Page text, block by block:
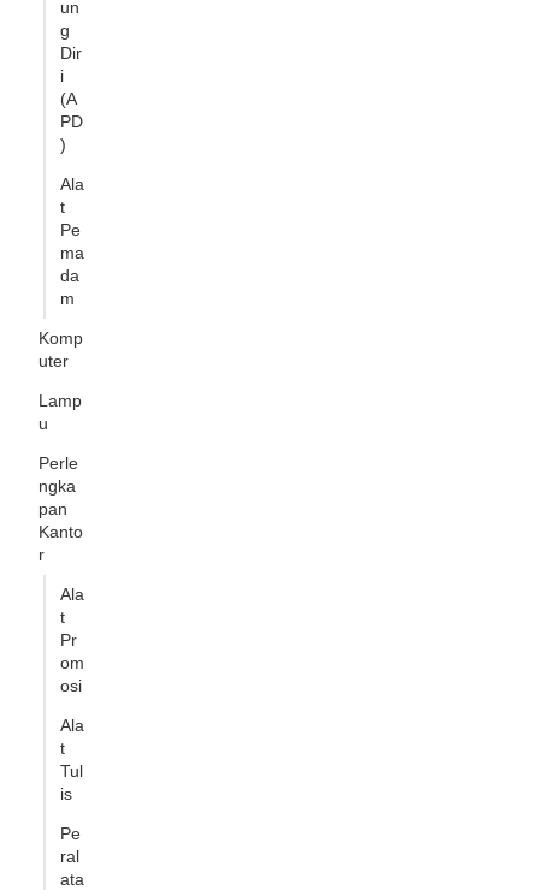
un
g
Dir
i
(A
PD
)
Ala
t
Pe
ma
da
m
Komp
uter
Lamp
u
Perle
ngka
pan
Kanto
r
Ala
t
Pr
om
osi
Ala
t
Tul
is
Pe
ral
ata